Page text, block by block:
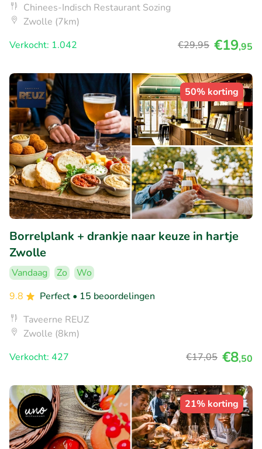
Chinees-Indisch Restaurant Sozing
Zwolle (7km)
Verkocht: 1.042
€29,95 €19,95
50% korting
Borrelplank + drankje naar keuze in hartje
Zwolle
Vandaag Zo
Wo
9.8
Perfect • 15 beoordelingen
Taveerne REUZ
Zwolle (8km)
Verkocht: 427
€17,05 €8,50
21% korting